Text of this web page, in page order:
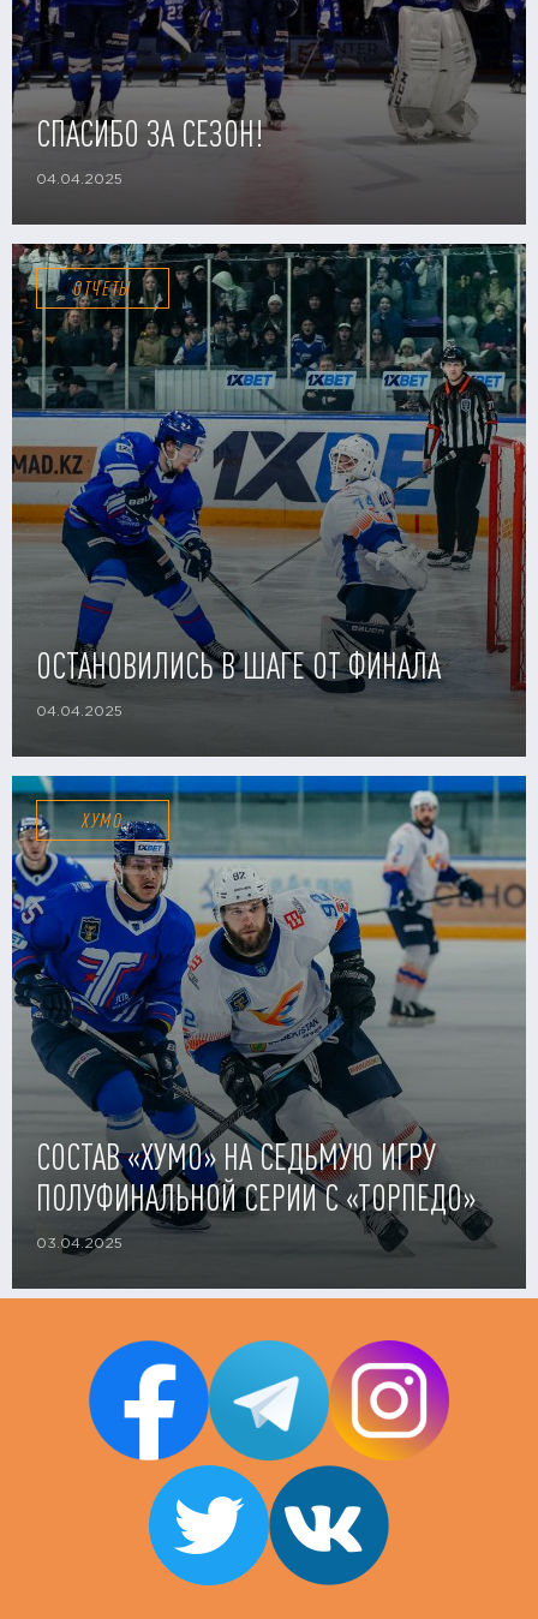
СПАСИБО ЗА СЕЗОН!
04.04.2025
ОТЧЕТЫ
ОСТАНОВИЛИСЬ В ШАГЕ ОТ ФИНАЛА
04.04.2025
ХУМО
СОСТАВ «ХУМО» НА СЕДЬМУЮ ИГРУ
ПОЛУФИНАЛЬНОЙ СЕРИИ С «ТОРПЕДО»
03.04.2025